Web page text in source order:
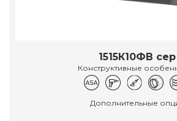
1515К10ФВ сер
Конструктивные
Дополнительные